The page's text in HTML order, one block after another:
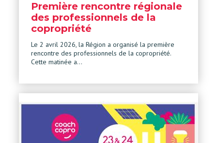
Première rencontre régionale
des professionnels de la
copropriété
Le 2 avril 2026, la Région a organisé la première
rencontre des professionnels de la copropriété.
Cette matinée a…